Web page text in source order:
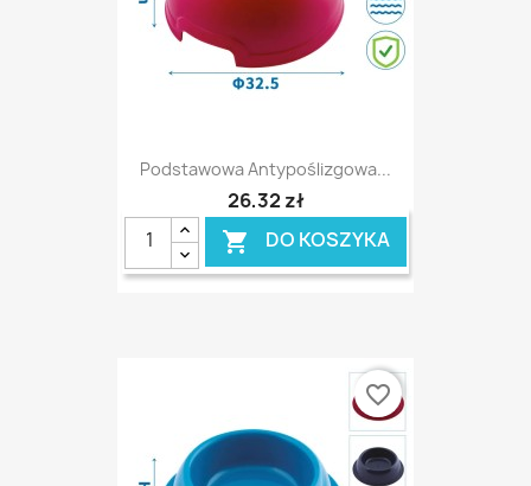
Podstawowa Antypoślizgowa...
26,32 zł
 DO KOSZYKA
favorite_border